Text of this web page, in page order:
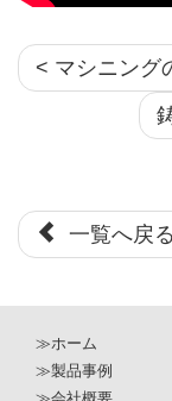
< マシニング
一覧へ戻る
≫ホーム
≫製品事例